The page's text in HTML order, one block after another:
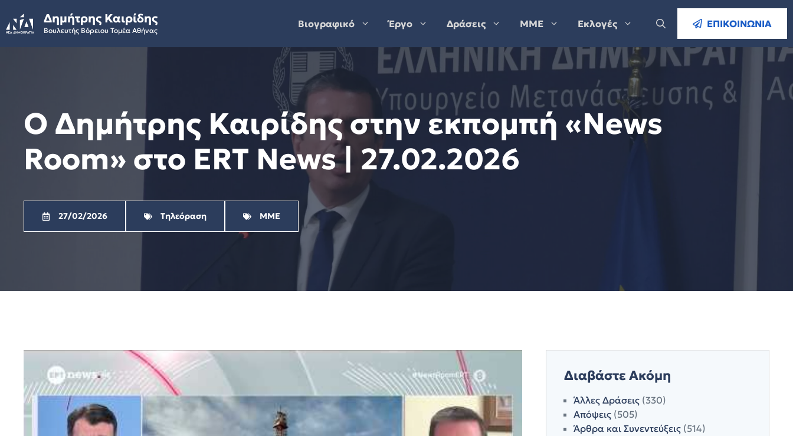
to
content
Δημήτρης Καιρίδης
Βουλευτής Βόρειου Τομέα Αθήνας
Βιογραφικό Έργο Δράσεις ΜΜΕ Εκλογές ΕΠΙΚΟΙΝΩΝΙΑ
Ο Δημήτρης Καιρίδης στην εκπομπή «News
Room» στο ERT News | 27.02.2026
27/02/2026 Τηλεόραση ΜΜΕ
Διαβάστε Ακόμη
Άλλες Δράσεις(330)
Απόψεις(505)
Άρθρα και Συνεντεύξεις(514)